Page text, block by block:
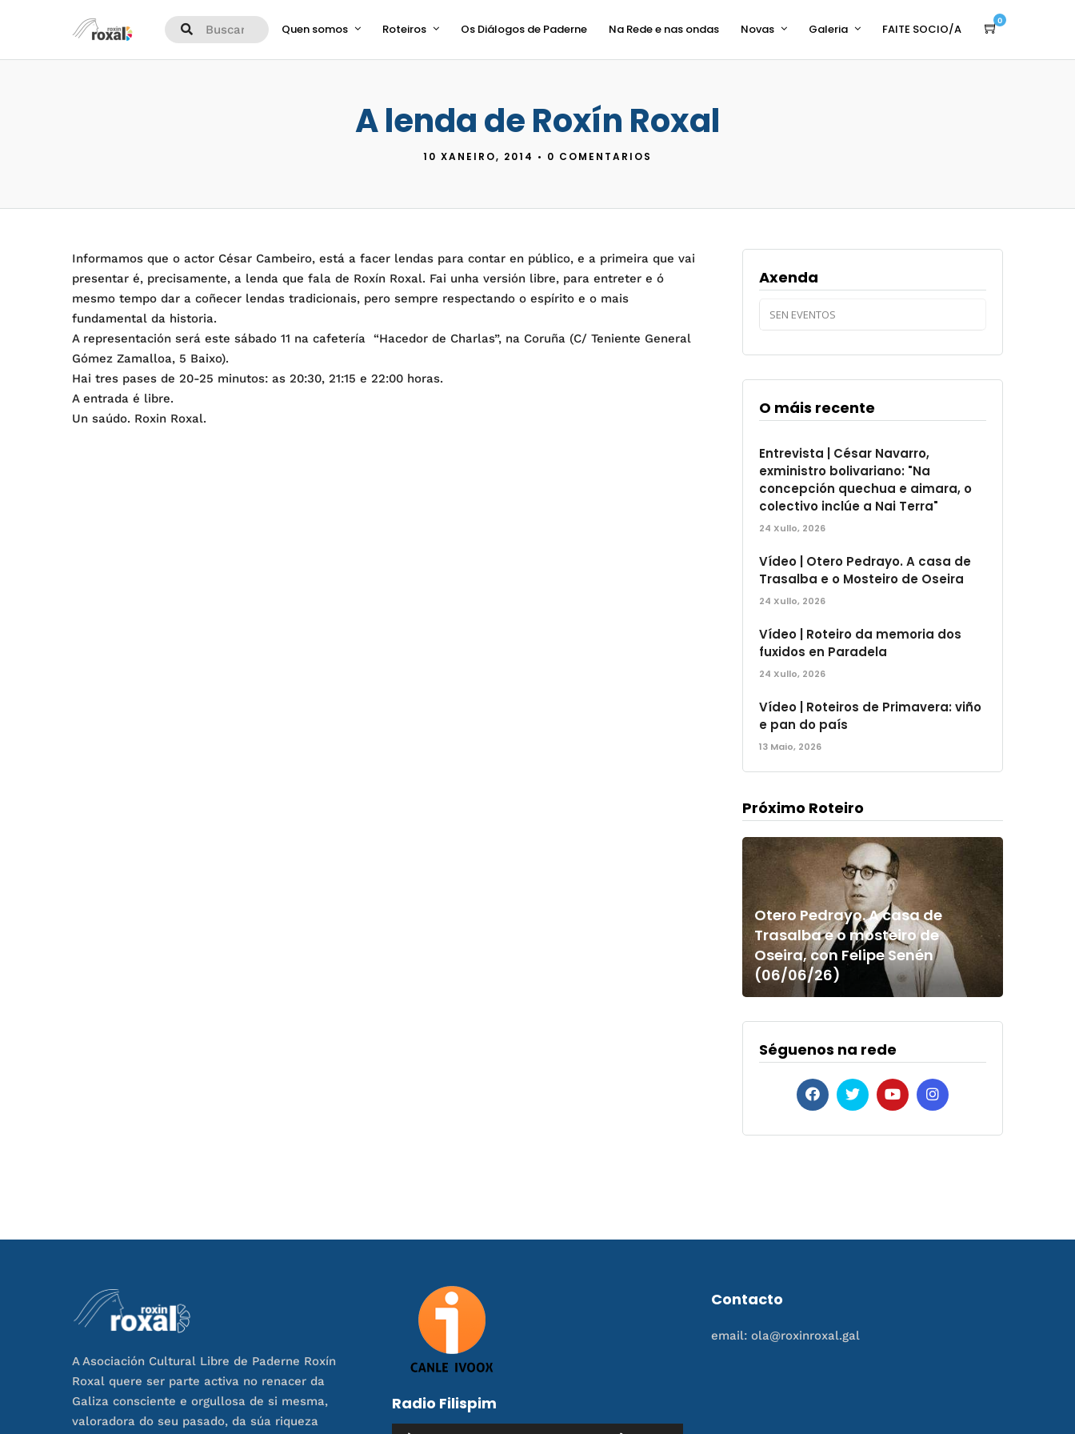
Quen somos Roteiros Os Diálogos de Paderne Na Rede e nas ondas Novas Galeria FAITE SOCIO/A
0
A lenda de Roxín Roxal
10 XANEIRO, 2014 • 0 COMENTARIOS
Informamos que o actor César Cambeiro, está a facer lendas para contar en público, e a primeira que vai
presentar é, precisamente, a lenda que fala de Roxín Roxal. Fai unha versión libre, para entreter e ó
mesmo tempo dar a coñecer lendas tradicionais, pero sempre respectando o espírito e o mais
fundamental da historia.
A representación será este sábado 11 na cafetería “Hacedor de Charlas”, na Coruña (C/ Teniente General
Gómez Zamalloa, 5 Baixo).
Hai tres pases de 20-25 minutos: as 20:30, 21:15 e 22:00 horas.
A entrada é libre.
Un saúdo. Roxin Roxal.
Axenda
SEN EVENTOS
O máis recente
Entrevista | César Navarro,
exministro bolivariano: "Na
concepción quechua e aimara, o
colectivo inclúe a Nai Terra"
24 Xullo, 2026
Vídeo | Otero Pedrayo. A casa de
Trasalba e o Mosteiro de Oseira
24 Xullo, 2026
Vídeo | Roteiro da memoria dos
fuxidos en Paradela
24 Xullo, 2026
Vídeo | Roteiros de Primavera: viño
e pan do país
13 Maio, 2026
Próximo Roteiro
Otero Pedrayo. A casa de
Trasalba e o mosteiro de
Oseira, con Felipe Senén
(06/06/26)
Séguenos na rede
A Asociación Cultural Libre de Paderne Roxín
Roxal quere ser parte activa no renacer da
Galiza consciente e orgullosa de si mesma,
valoradora do seu pasado, da súa riqueza
Contacto
email: ola@roxinroxal.gal
Radio Filispim